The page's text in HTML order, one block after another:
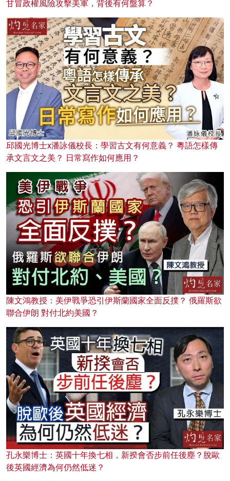
甘冒政權風險攻擊美軍，背後有何盤算？
邱國光博士x潘詠儀校長：學習古文有何意義？ 粵語怎樣傳
承文言文之美？ 日常寫作如何應用？
陳文鴻教授：美伊戰爭恐引伊斯蘭國家全面反撲？ 俄羅斯欲
聯合伊朗 對付北約美國？
孔永樂博士：英國十年換七相，新揆會否步前任後塵？脫歐
後英國經濟為何仍然低迷？